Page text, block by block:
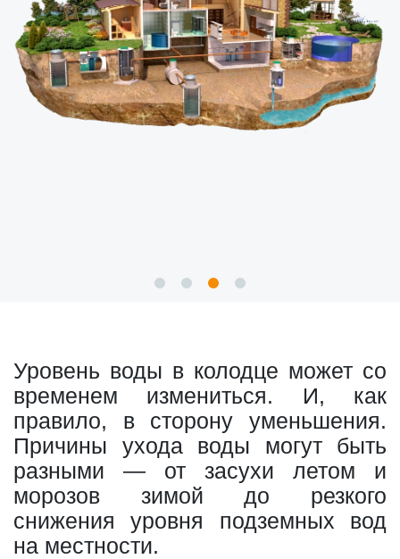
Уровень воды в колодце может со
временем измениться. И, как
правило, в сторону уменьшения.
Причины ухода воды могут быть
разными — от засухи летом и
морозов зимой до резкого
снижения уровня подземных вод
на местности.